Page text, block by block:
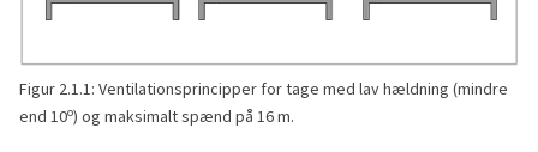
Figur 2.1.1: Ventilationsprincipper for tage med lav hældning (mindre
end 10o) og maksimalt spænd på 16 m.